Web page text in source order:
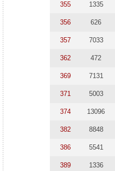
355 1335
356 626
357 7033
362 472
369 7131
371 5003
374 13096
382 8848
386 5541
389 1336